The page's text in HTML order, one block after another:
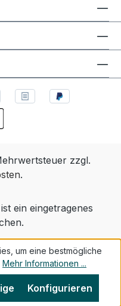
zzgl.
.
ein eingetragenes
um eine bestmögliche
Mehr Informationen ...
Konfigurieren